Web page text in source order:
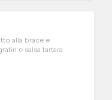
alla brace e
e salsa tartara